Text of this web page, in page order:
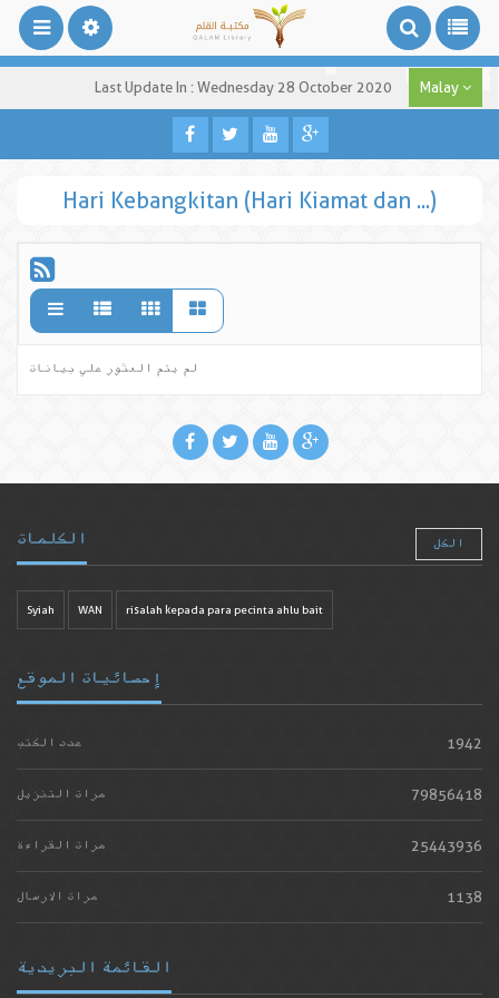
Last Update In : Wednesday 28 October 2020 Malay
Hari Kebangkitan (Hari Kiamat dan ...)
لم يتم العثور علي بيانات
الكلمات الكل
Syiah WAN risalah kepada para pecinta ahlu bait
إحصائيات الموقع
عدد الكتب 1942
مرات التنزيل 79856418
مرات القراءة 25443936
مرات الارسال 1138
القائمة البريدية